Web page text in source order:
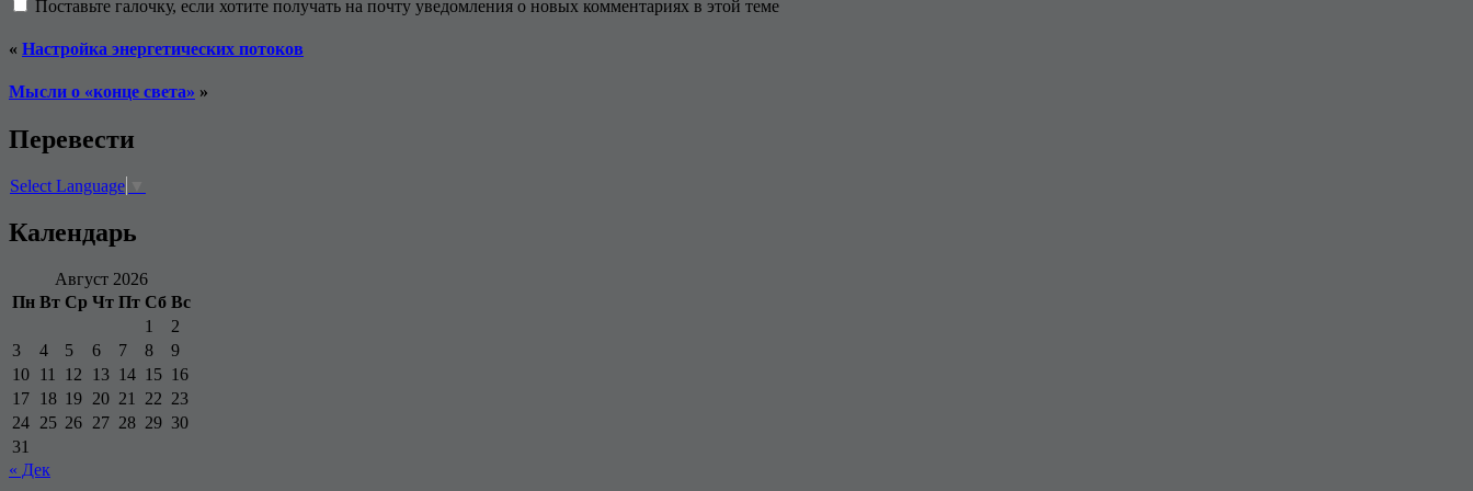
Поставьте галочку, если хотите получать на почту уведомления о новых комментариях в этой теме
« Настройка энергетических потоков
Мысли о «конце света» »
Перевести
Select Language
Календарь
Август 2026
Пн Вт Ср Чт Пт Сб Вс
1
2
3
4 5 6 7 8
9
10 11 12 13 14 15 16
17 18 19 20 21 22 23
24 25 26 27 28 29 30
31
« Дек